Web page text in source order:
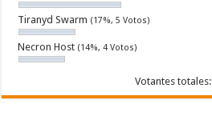
Tiranyd Swarm (17%, 5 Votos)
Necron Host (14%, 4 Votos)
Votantes totales: